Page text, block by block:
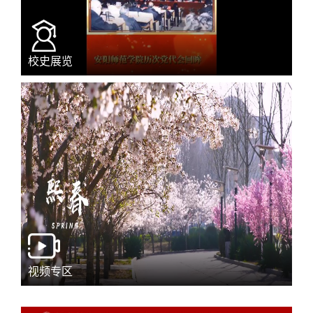
校史展览
视频专区